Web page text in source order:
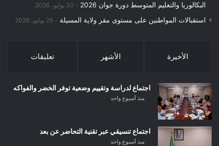
البكالوريا والتعليم المتوسط دورة جوان 2026
30 يوليو، 2026
استقبالات المواطنين على مستوى مقر ولاية المسيلة 29 يوليو، 2026
الأخيرة الأشهر تعليقات
اجتماع لدراسة وتقييم وضعية توفر الخضر والفواكه
منذ أسبوع واحد
اجتماع تنسيقي عبر تقنية التحاضر عن بعد
منذ أسبوع واحد